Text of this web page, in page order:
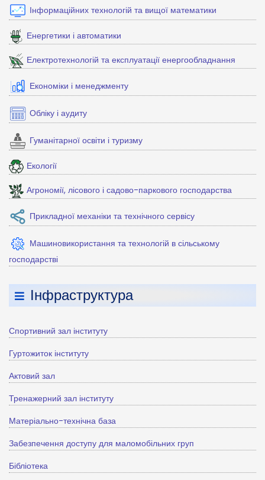
Інформаційних технологій та вищої математики
Енергетики і автоматики
Електротехнологій та експлуатації енергообладнання
Економіки і менеджменту
Обліку і аудиту
Гуманітарної освіти і туризму
Екології
Агрономії, лісового і садово-паркового господарства
Прикладної механіки та технічного сервісу
Машиновикористання та технологій в сільському
господарстві
Інфраструктура
Спортивний зал інституту
Гуртожиток інституту
Актовий зал
Тренажерний зал інституту
Матеріально-технічна база
Забезпечення доступу для маломобільних груп
Бібліотека